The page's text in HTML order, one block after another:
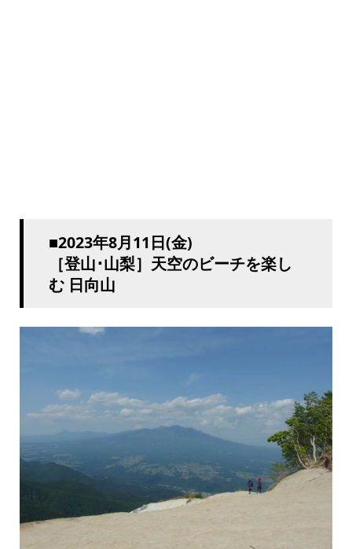
■2023年8月11日(金)
［登山･山梨］天空のビーチを楽し
む 日向山